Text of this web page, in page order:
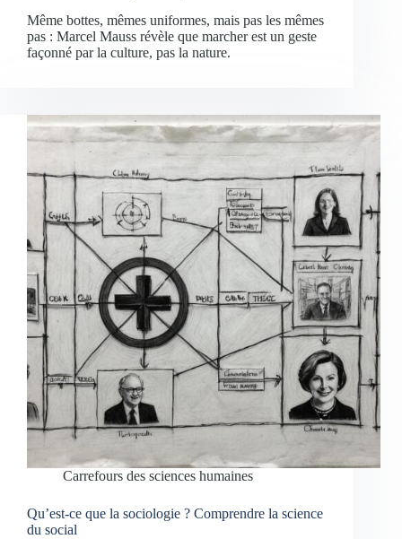
Même bottes, mêmes uniformes, mais pas les mêmes
pas : Marcel Mauss révèle que marcher est un geste
façonné par la culture, pas la nature.
Carrefours des sciences humaines
Qu’est-ce que la sociologie ? Comprendre la science
du social